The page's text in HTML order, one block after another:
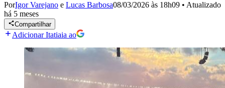
PorIgor Varejano e Lucas Barbosa08/03/2026 às 18h09 • Atualizado
há 5 meses
Compartilhar
Adicionar Itatiaia ao